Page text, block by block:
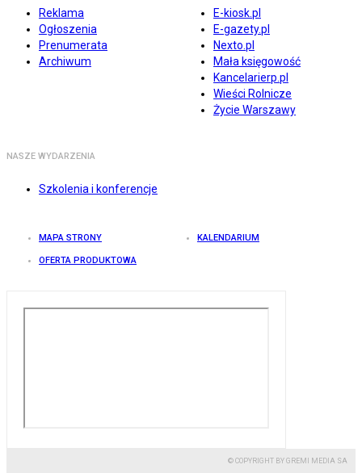
Reklama
Ogłoszenia
Prenumerata
Archiwum
E-kiosk.pl
E-gazety.pl
Nexto.pl
Mała księgowość
Kancelarierp.pl
Wieści Rolnicze
Życie Warszawy
NASZE WYDARZENIA
Szkolenia i konferencje
MAPA STRONY KALENDARIUM
OFERTA PRODUKTOWA
© COPYRIGHT BY GREMI MEDIA SA